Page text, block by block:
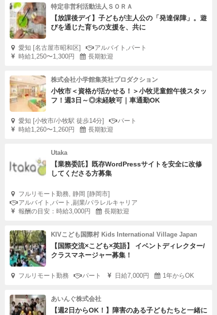
特定非営利活動法人ＳＯＲＡ
【放課後デイ】子どもが主人公の「発達保障」。遊
びを通じた育ちの支援を、共に
愛知 [名古屋市昭和区]
アルバイト,パート
時給1,250〜1,300円
長期歓迎
株式会社小学館集英社プロダクション
小牧市＜資格が活かせる！＞小牧児童館午後スタッ
フ！週3日～◎未経験可｜車通勤OK
愛知 [小牧市/小牧駅 徒歩14分]
パート
時給1,260〜1,260円
長期歓迎
Utaka
【業務委託】既存WordPressサイトを安全に改修
してくださる方募集
フルリモート勤務, 静岡 [静岡市]
アルバイト,パート,副業/パラレルキャリア
報酬の目安：時給3,000円
長期歓迎
KIVこども国際村 Kids International Village Japan
【国際交流×こども×英語】 イベントディレクター/
クラスマネージャー募集！
フルリモート勤務 パート 日給7,000円 1年からOK
あいんぐ株式会社
【週2日からOK！】障害のある子どもたちと一緒に